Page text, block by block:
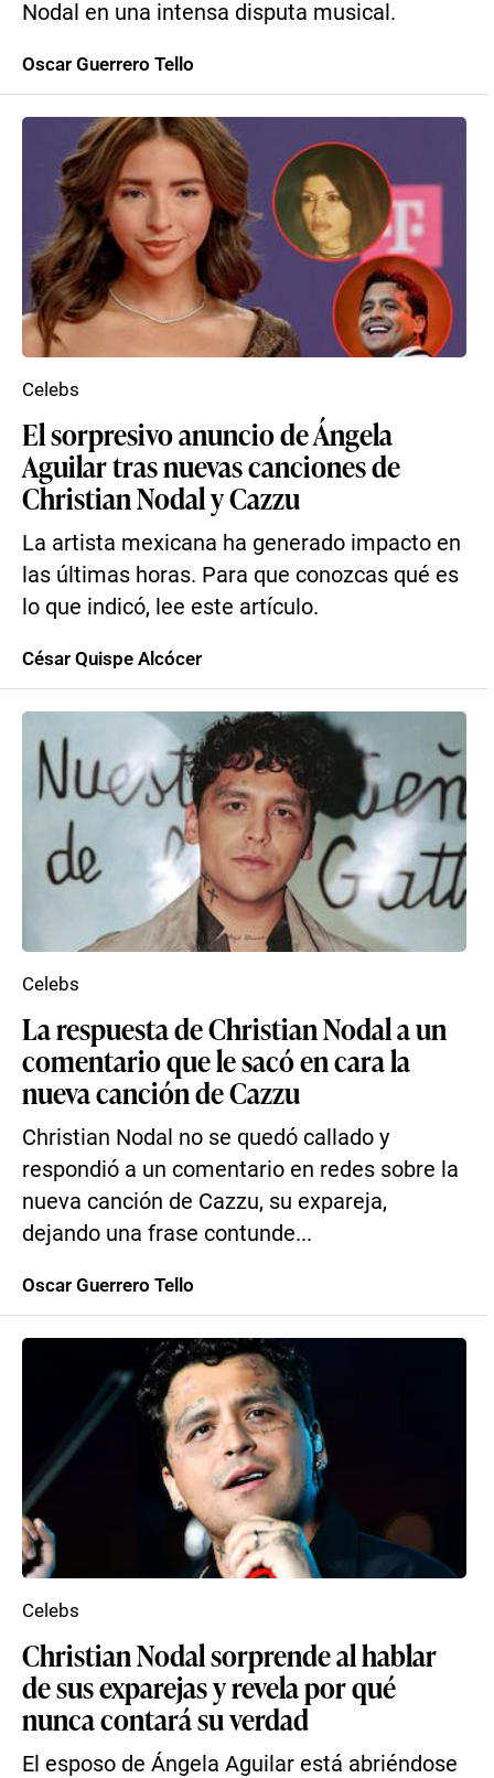
Nodal en una intensa disputa musical.
Oscar Guerrero Tello
El sorpresivo anuncio de Ángela
Aguilar tras nuevas canciones de
Christian Nodal y Cazzu
La artista mexicana ha generado impacto en
las últimas horas. Para que conozcas qué es
lo que indicó, lee este artículo.
Celebs
César Quispe Alcócer
La respuesta de Christian Nodal a un
comentario que le sacó en cara la
nueva canción de Cazzu
Christian Nodal no se quedó callado y
respondió a un comentario en redes sobre la
nueva canción de Cazzu, su expareja,
dejando una frase contunde...
Celebs
Oscar Guerrero Tello
Christian Nodal sorprende al hablar
de sus exparejas y revela por qué
nunca contará su verdad
El esposo de Ángela Aguilar está abriéndose
Celebs